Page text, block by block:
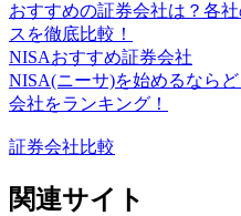
おすすめの証券会社は？各
スを徹底比較！
NISAおすすめ証券会社
NISA(ニーサ)を始めるなら
会社をランキング！
証券会社比較
関連サイト